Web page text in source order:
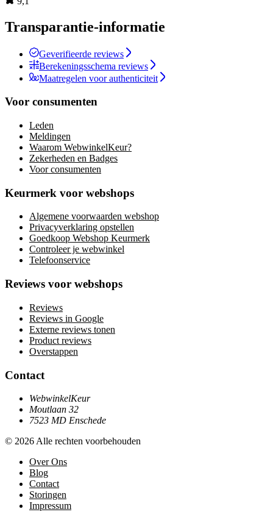
Transparantie-informatie
Geverifieerde reviews
Berekeningsschema reviews
Maatregelen voor authenticiteit
Voor consumenten
Leden
Meldingen
Waarom WebwinkelKeur?
Zekerheden en Badges
Voor consumenten
Keurmerk voor webshops
Algemene voorwaarden webshop
Privacyverklaring opstellen
Goedkoop Webshop Keurmerk
Controleer je webwinkel
Telefoonservice
Reviews voor webshops
Reviews
Reviews in Google
Externe reviews tonen
Product reviews
Overstappen
Contact
WebwinkelKeur
Moutlaan 32
7523 MD Enschede
© 2026 Alle rechten voorbehouden
Over Ons
Blog
Contact
Storingen
Impressum